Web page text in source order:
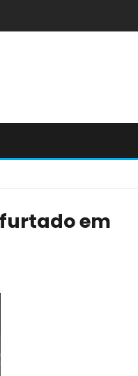
em